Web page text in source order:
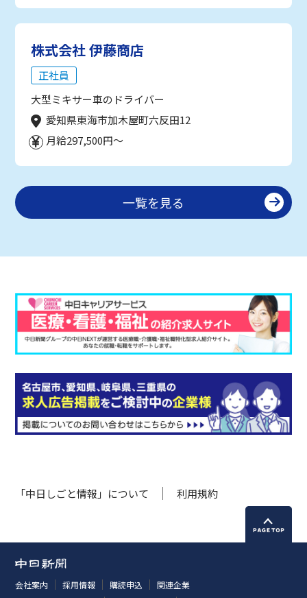
株式会社 伊藤商店
正社員
大型ミキサー車のドライバー
愛知県東海市加木屋町六反田12
月給297,500円～
一覧を見る
「中日しごと情報」について 利用規約
会社案内 採用情報 購読申込
関連企業